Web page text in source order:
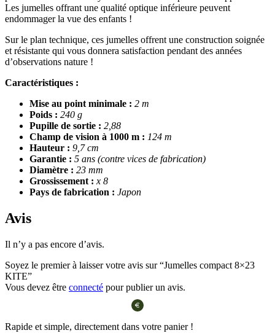
Les jumelles offrant une qualité optique inférieure peuvent
endommager la vue des enfants !
Sur le plan technique, ces jumelles offrent une construction soignée
et résistante qui vous donnera satisfaction pendant des années
d’observations nature !
Caractéristiques :
Mise au point minimale : 2 m
Poids : 240 g
Pupille de sortie : 2,88
Champ de vision à 1000 m : 124 m
Hauteur : 9,7 cm
Garantie : 5 ans (contre vices de fabrication)
Diamètre : 23 mm
Grossissement : x 8
Pays de fabrication : Japon
Avis
Il n’y a pas encore d’avis.
Soyez le premier à laisser votre avis sur “Jumelles compact 8×23
KITE”
Vous devez être connecté pour publier un avis.
Rapide et simple, directement dans votre panier !